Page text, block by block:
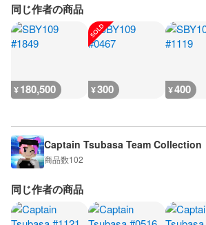
同じ作者の商品
¥180,500 ¥300 ¥400
Captain Tsubasa Team Collection
商品数102
同じ作者の商品